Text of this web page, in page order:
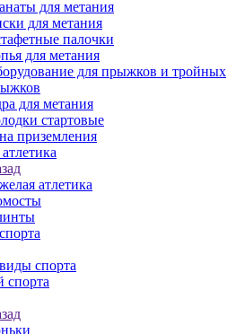
для метания
для метания
палочки
для метания
для прыжков и тройных
для метания
стартовые
приземления
атлетика
спорта